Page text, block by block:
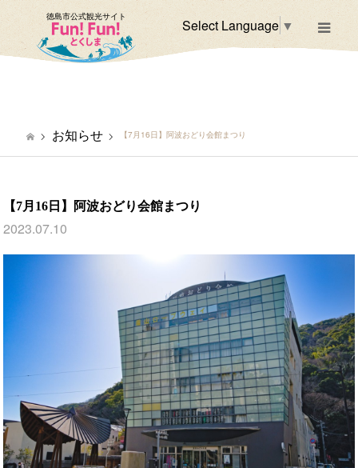
徳島市公式観光サイト Select Language ▼
お知らせ 【7月16日】阿波おどり会館まつり
【7月16日】阿波おどり会館まつり
2023.07.10